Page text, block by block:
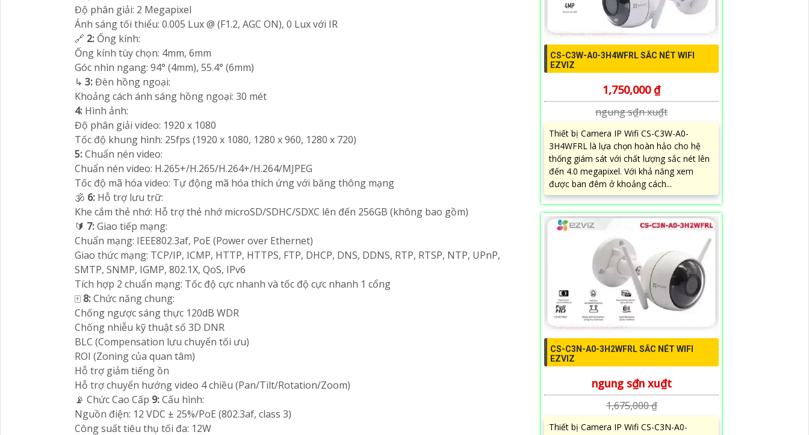
Độ phân giải: 2 Megapixel
Ánh sáng tối thiểu: 0.005 Lux @ (F1.2, AGC ON), 0 Lux với IR
🔗 2: Ống kính:
Ống kính tùy chọn: 4mm, 6mm
Góc nhìn ngang: 94° (4mm), 55.4° (6mm)
↳ 3:Đèn hồng ngoại:
Khoảng cách ánh sáng hồng ngoại: 30 mét
4: Hình ảnh:
Độ phân giải video: 1920 x 1080
Tốc độ khung hình: 25fps (1920 x 1080, 1280 x 960, 1280 x 720)
5:Chuẩn nén video:
Chuẩn nén video: H.265+/H.265/H.264+/H.264/MJPEG
Tốc độ mã hóa video: Tự động mã hóa thích ứng với băng thông mạng
🕉️ 6: Hỗ trợ lưu trữ:
Khe cắm thẻ nhớ: Hỗ trợ thẻ nhớ microSD/SDHC/SDXC lên đến 256GB (không bao gồm)
🔰 7:Giao tiếp mạng:
Chuẩn mạng: IEEE802.3af, PoE (Power over Ethernet)
Giao thức mạng: TCP/IP, ICMP, HTTP, HTTPS, FTP, DHCP, DNS, DDNS, RTP, RTSP, NTP, UPnP,
SMTP, SNMP, IGMP, 802.1X, QoS, IPv6
Tích hợp 2 chuẩn mạng: Tốc độ cực nhanh và tốc độ cực nhanh 1 cổng
🀄 8:Chức năng chung:
Chống ngược sáng thực 120dB WDR
Chống nhiễu kỹ thuật số 3D DNR
BLC (Compensation lưu chuyển tối ưu)
ROI (Zoning của quan tâm)
Hỗ trợ giảm tiếng ồn
Hỗ trợ chuyển hướng video 4 chiều (Pan/Tilt/Rotation/Zoom)
📡 Chức Cao Cấp 9:Cấu hình:
Nguồn điện: 12 VDC ± 25%/PoE (802.3af, class 3)
Công suất tiêu thụ tối đa: 12W
CS-C3W-A0-3H4WFRL SẮC NÉT WIFI
EZVIZ
1,750,000 ₫
ngung s₫n xu₫t
Thiết bị Camera IP Wifi CS-C3W-A0-
3H4WFRL là lựa chọn hoàn hảo cho hệ
thống giám sát với chất lượng sắc nét lên
đến 4.0 megapixel. Với khả năng xem
được ban đêm ở khoảng cách...
CS-C3N-A0-3H2WFRL SẮC NÉT WIFI
EZVIZ
ngung s₫n xu₫t
1,675,000 ₫
Thiết bị Camera IP Wifi CS-C3N-A0-